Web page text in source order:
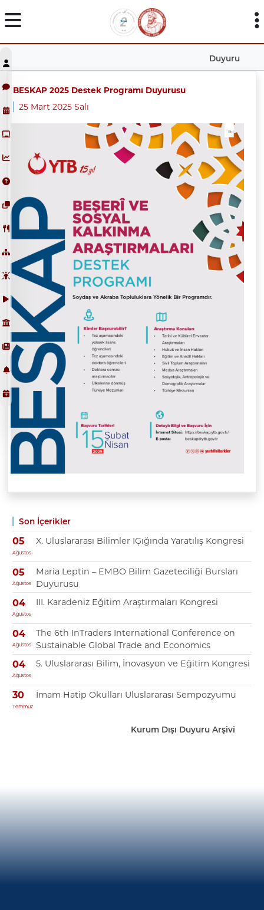
Duyuru
Son İçerikler
05
Ağustos
X. Uluslararası Bilimler IĢığında Yaratılış Kongresi
05
Ağustos
Maria Leptin – EMBO Bilim Gazeteciliği Bursları
Duyurusu
04
Ağustos
III. Karadeniz Eğitim Araştırmaları Kongresi
04
Ağustos
The 6th InTraders International Conference on
Sustainable Global Trade and Economics
04
Ağustos
5. Uluslararası Bilim, İnovasyon ve Eğitim Kongresi
30
Temmuz
İmam Hatip Okulları Uluslararası Sempozyumu
Kurum Dışı Duyuru Arşivi
BESKAP 2025 Destek Programı Duyurusu
25 Mart 2025 Salı